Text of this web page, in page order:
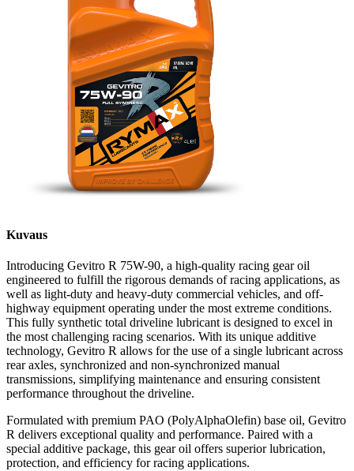
Kuvaus
Introducing Gevitro R 75W-90, a high-quality racing gear oil
engineered to fulfill the rigorous demands of racing applications, as
well as light-duty and heavy-duty commercial vehicles, and off-
highway equipment operating under the most extreme conditions.
This fully synthetic total driveline lubricant is designed to excel in
the most challenging racing scenarios. With its unique additive
technology, Gevitro R allows for the use of a single lubricant across
rear axles, synchronized and non-synchronized manual
transmissions, simplifying maintenance and ensuring consistent
performance throughout the driveline.
Formulated with premium PAO (PolyAlphaOlefin) base oil, Gevitro
R delivers exceptional quality and performance. Paired with a
special additive package, this gear oil offers superior lubrication,
protection, and efficiency for racing applications.